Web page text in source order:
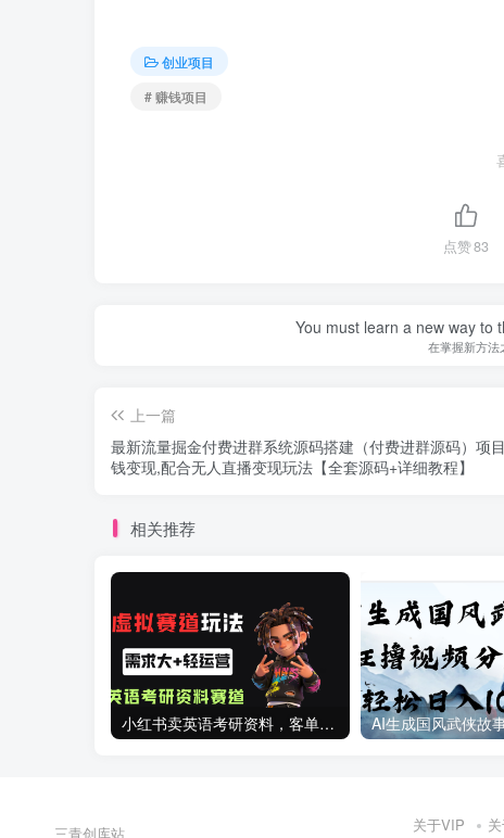
创业项目
# 赚钱项目
点赞83
You must learn a new way to
在掌握新方法
上一篇
最新流量掘金付费进群系统源码搭建（付费进群源码）项
钱变现,配合无人直播变现玩法【全套源码+详细教程】
相关推荐
小红书卖英语考研资料，客单价9.9，250天卖了16w!
三青创库站 关于VIP